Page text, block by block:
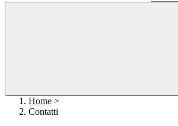
Home >
Contatti